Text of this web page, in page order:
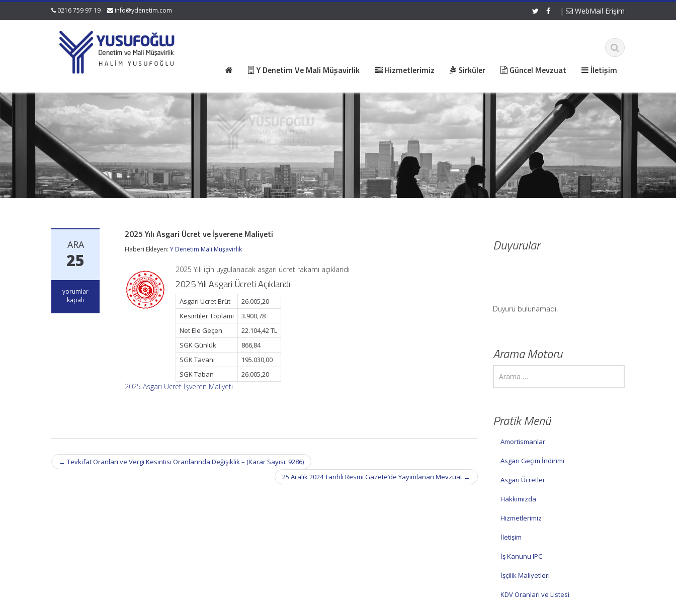
0216 759 97 19 info@ydenetim.com | WebMail Erişim
Y Denetim Ve Mali Müşavirlik Hizmetlerimiz Sirküler Güncel Mevzuat İletişim
ARA
25
2025
Yılı
yorumlar
kapalı
2025 Yılı Asgari Ücret ve İşverene Maliyeti
Haberi Ekleyen:Y Denetim Mali Müşavirlik
2025 Yılı için uygulanacak asgari ücret rakamı açıklandı
2025 Yılı Asgari Ücreti Açıklandı
Asgari Ücret Brüt
26.005,20
Kesintiler Toplamı
3.900,78
Net Ele Geçen
22.104,42 TL
SGK Günlük
866,84
SGK Tavanı
195.030,00
SGK Taban
26.005,20
2025 Asgari Ücret İşveren Maliyeti
Post
navigation
← Tevkifat Oranları ve Vergi Kesintisi Oranlarında Değişiklik – (Karar Sayısı: 9286)
25 Aralık 2024 Tarihli Resmi Gazete’de Yayımlanan Mevzuat →
Duyurular
Duyuru bulunamadı.
Arama Motoru
Pratik Menü
Amortismanlar
Asgari Geçim İndirimi
Asgari Ücretler
Hakkımızda
Hizmetlerimiz
İletişim
İş Kanunu IPC
İşçilik Maliyetleri
KDV Oranları ve Listesi